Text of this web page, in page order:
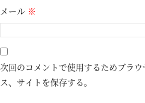
メール ※
次回のコメントで使用するためブラ
ス、サイトを保存する。